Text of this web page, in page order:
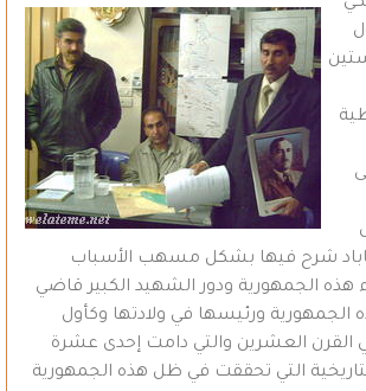
شرح فيها بشكل مسهب الأسباب
الجمهورية ودور الشهيد الكبير قاضي
ورئيسها في ولادتها وكأول
القرن العشرين والتي دامت إحدى عشرة
التي تحققت في ظل هذه الجمهورية